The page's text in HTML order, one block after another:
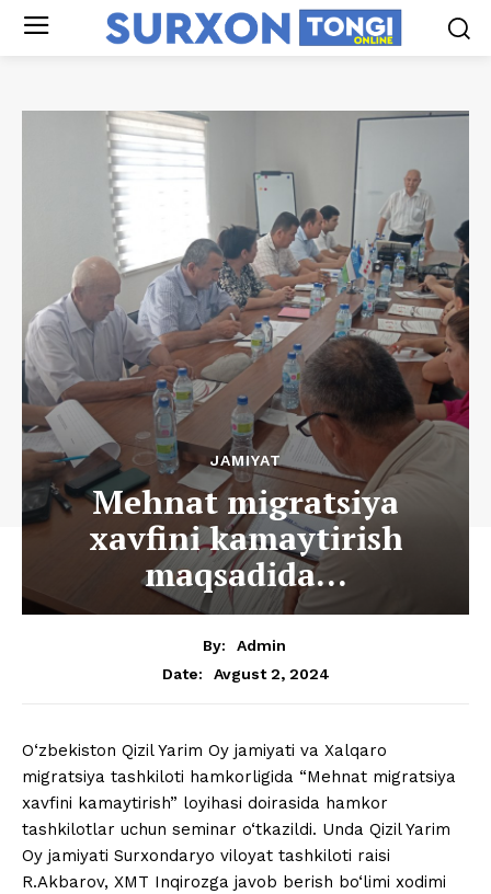
JAMIYAT
Mehnat migratsiya
xavfini kamaytirish
maqsadida…
By:
Admin
Date:
Avgust 2, 2024
O‘zbekiston Qizil Yarim Oy jamiyati va Xalqaro
migratsiya tashkiloti hamkorligida “Mehnat migratsiya
xavfini kamaytirish” loyihasi doirasida hamkor
tashkilotlar uchun seminar o‘tkazildi. Unda Qizil Yarim
Oy jamiyati Surxondaryo viloyat tashkiloti raisi
R.Akbarov, XMT Inqirozga javob berish bo‘limi xodimi